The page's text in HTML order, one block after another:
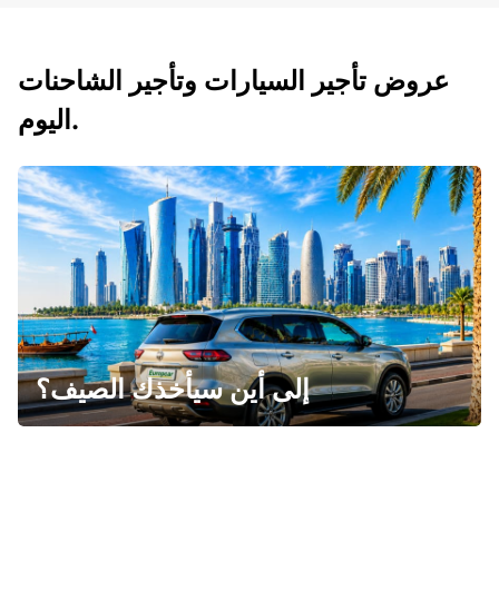
عروض تأجير السيارات وتأجير الشاحنات
اليوم.
إلى أين سيأخذك الصيف؟